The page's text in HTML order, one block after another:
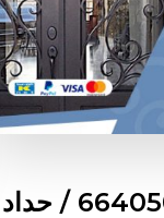
رقم حداد غرناطة / 66405051 / حداد